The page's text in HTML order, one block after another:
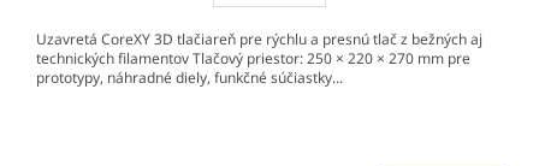
Uzavretá CoreXY 3D tlačiareň pre rýchlu a presnú tlač z bežných aj
technických filamentov Tlačový priestor: 250 × 220 × 270 mm pre
prototypy, náhradné diely, funkčné súčiastky...